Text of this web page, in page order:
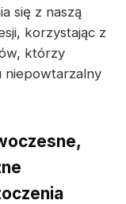
się z naszą
korzystając z
którzy
niepowtarzalny